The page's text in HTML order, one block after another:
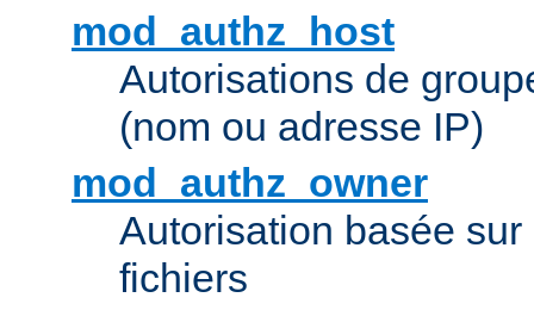
mod_authz_host
Autorisations de
(nom ou adresse IP)
mod_authz_owner
Autorisation basée
fichiers